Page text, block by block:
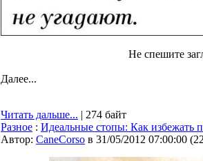
Не спешите
Далее...
Читать дальше... | 274 байт
Разное : Идеальные стопы: Как избежать
Автор: CaneCorso в 31/05/2012 07:00:00 (